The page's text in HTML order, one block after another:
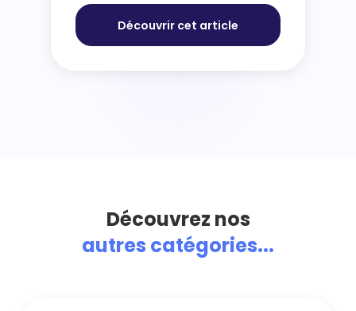
mois ou années ? Sachez que la loi
vous autorise à renégocier les
conditions de votre emprunt s’il
Découvrir cet article
Découvrez nos
autres catégories...